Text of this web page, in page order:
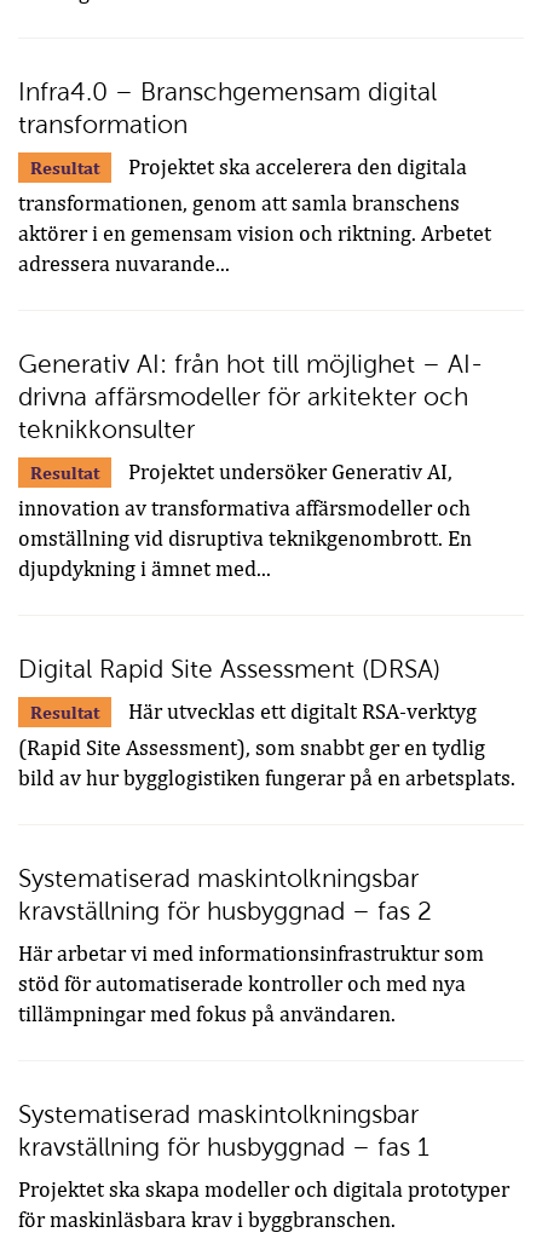
Infra4.0 – Branschgemensam digital
transformation
Resultat
Projektet ska accelerera den digitala
transformationen, genom att samla branschens
aktörer i en gemensam vision och riktning. Arbetet
adressera nuvarande...
Generativ AI: från hot till möjlighet – AI-
drivna affärsmodeller för arkitekter och
teknikkonsulter
Resultat
Projektet undersöker Generativ AI,
innovation av transformativa affärsmodeller och
omställning vid disruptiva teknikgenombrott. En
djupdykning i ämnet med...
Digital Rapid Site Assessment (DRSA)
Resultat
Här utvecklas ett digitalt RSA-verktyg
(Rapid Site Assessment), som snabbt ger en tydlig
bild av hur bygglogistiken fungerar på en arbetsplats.
Systematiserad maskintolkningsbar
kravställning för husbyggnad – fas 2
Här arbetar vi med informationsinfrastruktur som
stöd för automatiserade kontroller och med nya
tillämpningar med fokus på användaren.
Systematiserad maskintolkningsbar
kravställning för husbyggnad – fas 1
Projektet ska skapa modeller och digitala prototyper
för maskinläsbara krav i byggbranschen.